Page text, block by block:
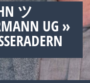
ツ
UG »